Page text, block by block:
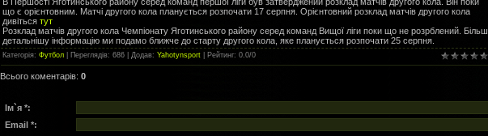
що є орієнтовним. Матчі другого кола планується розпочати 17 серпня. Орієнтовний розклад матчів другого кола
дивіться тут
Розклад матчів другого кола Чемпіонату Яготинського району серед команд Вищої ліги поки що не розрблений. Більш
детальнішу інформацію ми подамо ближче до старту другого кола, яке планується розпочати 25 серпня.
Категорія: Футбол Переглядів: 686 | Додав: Yahotynsport Рейтинг: 0.0/0
Всього коментарів: 0
Ім`я *:
Email *: